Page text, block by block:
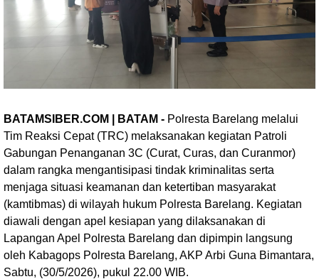
BATAMSIBER.COM | BATAM - Polresta Barelang melalui
Tim Reaksi Cepat (TRC) melaksanakan kegiatan Patroli
Gabungan Penanganan 3C (Curat, Curas, dan Curanmor)
dalam rangka mengantisipasi tindak kriminalitas serta
menjaga situasi keamanan dan ketertiban masyarakat
(kamtibmas) di wilayah hukum Polresta Barelang. Kegiatan
diawali dengan apel kesiapan yang dilaksanakan di
Lapangan Apel Polresta Barelang dan dipimpin langsung
oleh Kabagops Polresta Barelang, AKP Arbi Guna Bimantara,
Sabtu, (30/5/2026), pukul 22.00 WIB.